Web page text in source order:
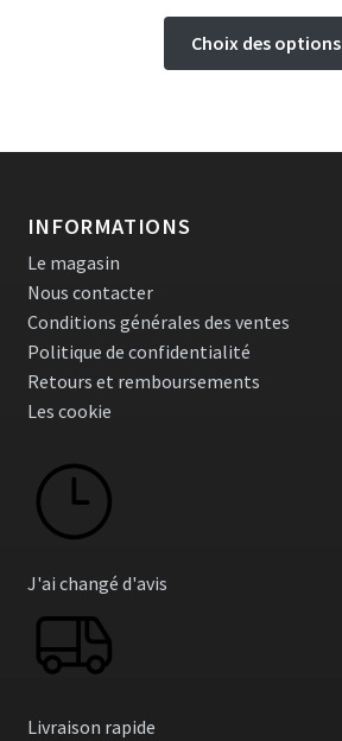
Choix des options
INFORMATIONS
Le magasin
Nous contacter
Conditions générales des ventes
Politique de confidentialité
Retours et remboursements
Les cookie
J'ai changé d'avis
Livraison rapide